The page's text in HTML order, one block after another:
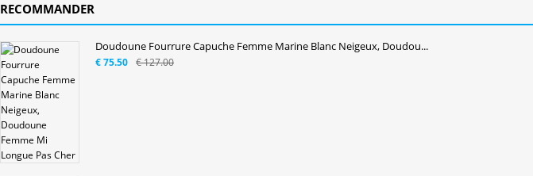
RECOMMANDER
Doudoune Fourrure Capuche Femme Marine Blanc Neigeux, Doudou...
€ 127.00
€ 75.50